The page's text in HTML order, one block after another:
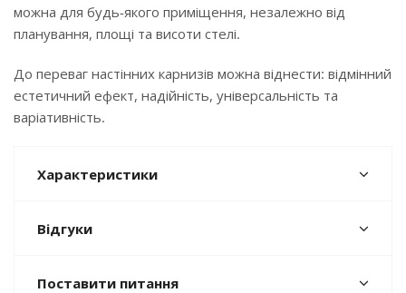
можна для будь-якого приміщення, незалежно від
планування, площі та висоти стелі.
До переваг настінних карнизів можна віднести: відмінний
естетичний ефект, надійність, універсальність та
варіативність.
Характеристики
Відгуки
Поставити питання